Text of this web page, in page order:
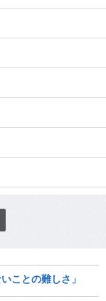
ことの難しさ」